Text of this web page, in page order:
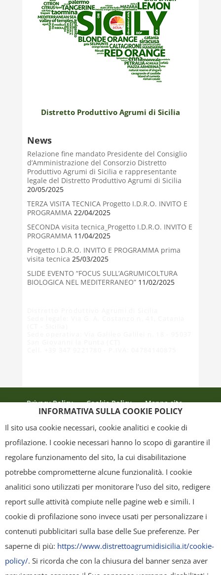
Distretto Produttivo Agrumi di Sicilia
News
Relazione fine mandato Presidente del Consiglio
d’Amministrazione del Consorzio Distretto
Produttivo Agrumi di Sicilia e rappresentante
legale del Distretto Produttivo Agrumi di Sicilia
20/05/2025
TERZA VISITA TECNICA Progetto I.D.R.O. INVITO E
PROGRAMMA22/04/2025
SECONDA visita tecnica_Progetto I.D.R.O. INVITO E
PROGRAMMA11/04/2025
Progetto I.D.R.O. INVITO E PROGRAMMA prima
visita tecnica 25/03/2025
SLIDE EVENTO “FOCUS SULL’AGRUMICOLTURA
BIOLOGICA NEL MEDITERRANEO”11/02/2025
Privacy Policy Cookie Policy
Mappa sito
grafica ed il layout) sono di proprietà del "Distretto Produttivo Agrumi di
Sicilia" e tutelati dal diritto d’autore. È pertanto vietato copiarli,
pubblicarli, riscriverli, commercializzarli, distribuirli, anche soltanto in
parte. Tutti i documenti presenti su questo sito, disponibili gratuitamente
per il download, sono da intendere esclusivamente per uso personale.
Possono essere ridistribuiti, sempre gratuitamente e senza alcun fine
INFORMATIVA SULLA COOKIE POLICY
Il sito usa cookie necessari, cookie analitici e cookie di
profilazione. I cookie necessari hanno lo scopo di garantire il
regolare funzionamento del sito, la cui disabilitazione
potrebbe comprometterne alcune funzionalità. I cookie
analitici sono utilizzati per monitorare l’uso del sito, redigere
report sulle attività compiute nelle pagine web e simili. I
cookie di profilazione sono invece usati per personalizzare i
contenuti pubblicitari sulla base delle Sue preferenze. Per
saperne di più: https://www.distrettoagrumidisicilia.it/cookie-
policy/. Si ricorda che con la chiusura del banner senza aver